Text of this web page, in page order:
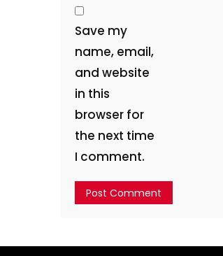
Save my
name, email,
and website
in this
browser for
the next time
I comment.